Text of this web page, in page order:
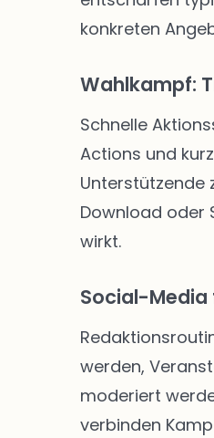
konkreten
Wahlkampf:
Schnelle
Actions und
Unterstützende
Download oder
wirkt.
Social-Media
werden,
moderiert
verbinden